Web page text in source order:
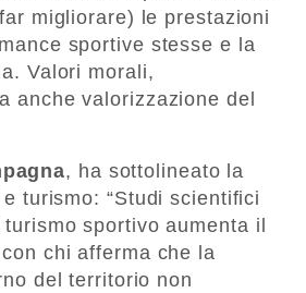
migliorare) le prestazioni
sportive stesse e la
Valori morali,
anche valorizzazione del
, ha sottolineato la
turismo: “Studi scientifici
sportivo aumenta il
chi afferma che la
del territorio non